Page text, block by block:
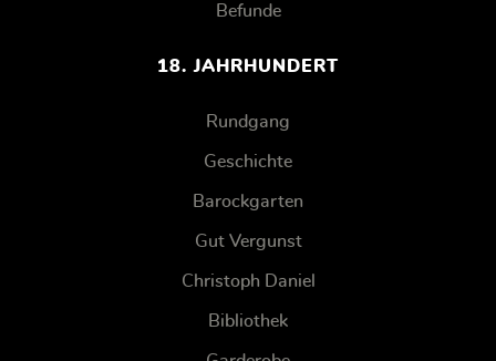
Befunde
18. JAHRHUNDERT
Rundgang
Geschichte
Barockgarten
Gut Vergunst
Christoph Daniel
Bibliothek